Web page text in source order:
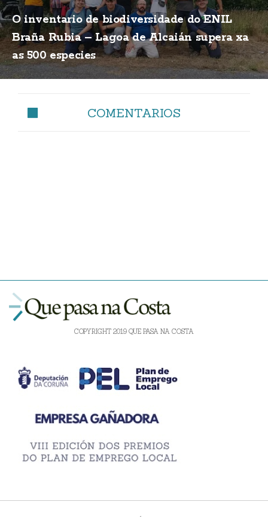
O inventario de biodiversidade do ENIL
Braña Rubia – Lagoa de Alcaián supera xa
as 500 especies
COMENTARIOS
COPYRIGHT 2019 QUE PASA NA COSTA